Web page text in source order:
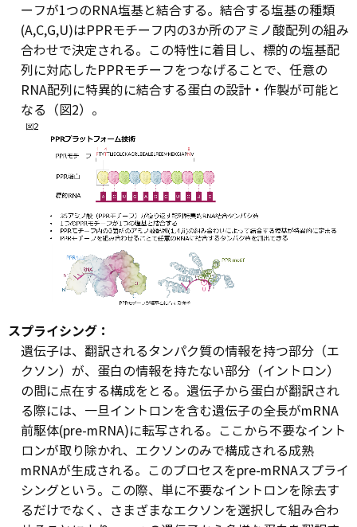
ーフが1つのRNA塩基と結合する。結合する塩基の種類
(A,C,G,U)はPPRモチーフ内の3か所のアミノ酸配列の組み
合わせで決定される。この特性に着目し、標的の塩基配
列に対応したPPRモチーフをつなげることで、任意の
RNA配列に特異的に結合する蛋白の設計・作製が可能と
なる（図2）。
スプライシング：
遺伝子は、翻訳されるタンパク質の情報を持つ部分（エ
クソン）が、蛋白の情報を持たない部分（イントロン）
の間に点在する構成をとる。遺伝子から蛋白が翻訳され
る際には、一旦イントロンを含む遺伝子の全長がmRNA
前駆体(pre-mRNA)に転写される。ここから不要なイント
ロンが取り除かれ、エクソンのみで構成される成熟
mRNAが生成される。このプロセスをpre-mRNAスプライ
シングという。この際、単に不要なイントロンを除去す
るだけでなく、さまざまなエクソンを選択して組み合わ